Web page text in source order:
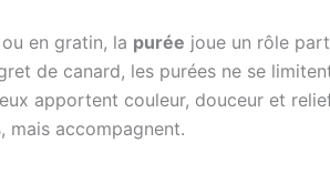
en gratin, la purée joue un rôle
de canard, les purées ne se
apportent couleur, douceur et
mais accompagnent.